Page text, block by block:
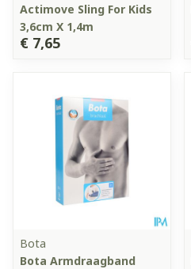
Actimove Sling For Kids
3,6cm X 1,4m
€ 7,65
Bota
Bota Armdraagband